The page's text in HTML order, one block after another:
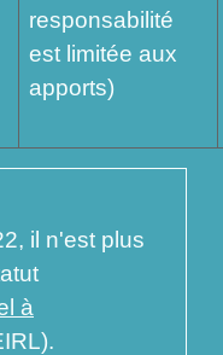
responsabilité
est limitée aux
apports)
il n'est plus
à